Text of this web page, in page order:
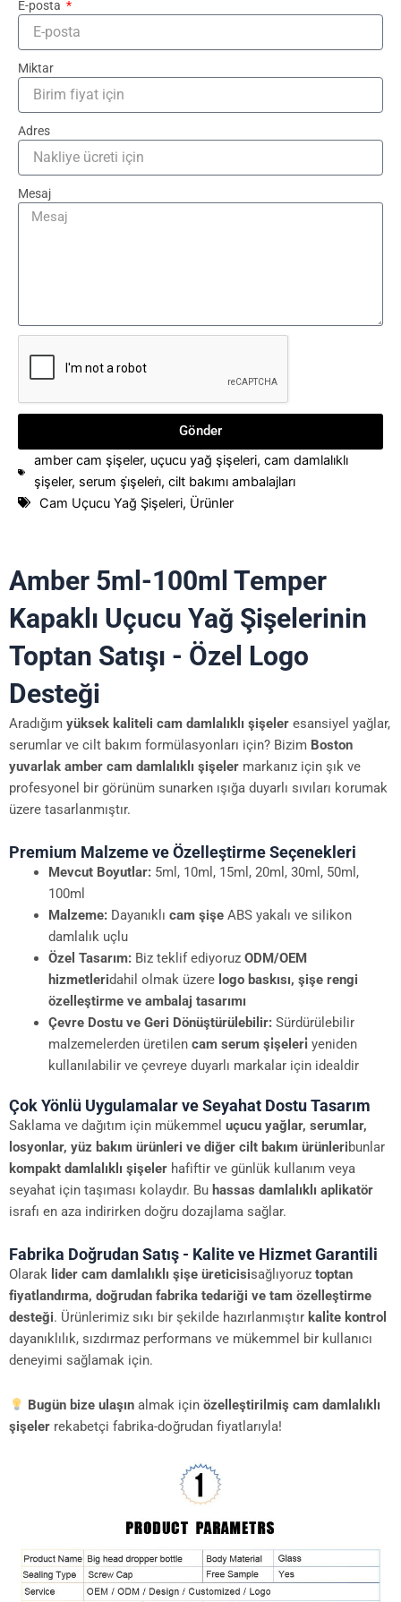
E-posta
Miktar
Adres
Mesaj
Gönder
amber cam şişeler, uçucu yağ şişeleri,cam damlalıklı
şişeler, serum şi̇şeleri̇,cilt bakımı ambalajları
Cam Uçucu Yağ Şişeleri, Ürünler
Amber 5ml-100ml Temper
Kapaklı Uçucu Yağ Şişelerinin
Toptan Satışı - Özel Logo
Desteği
Aradığım yüksek kaliteli cam damlalıklı şişeler esansiyel yağlar,
serumlar ve cilt bakım formülasyonları için? Bizim Boston
yuvarlak amber cam damlalıklı şişeler markanız için şık ve
profesyonel bir görünüm sunarken ışığa duyarlı sıvıları korumak
üzere tasarlanmıştır.
Premium Malzeme ve Özelleştirme Seçenekleri
Mevcut Boyutlar:5ml, 10ml, 15ml, 20ml, 30ml, 50ml,
100ml
Malzeme:Dayanıklı cam şişeABS yakalı ve silikon
damlalık uçlu
Özel Tasarım:Biz teklif ediyoruz ODM/OEM
hizmetleridahil olmak üzere logo baskısı, şişe rengi
özelleştirme ve ambalaj tasarımı
Çevre Dostu ve Geri Dönüştürülebilir:Sürdürülebilir
malzemelerden üretilen cam serum şi̇şeleri̇ yeniden
kullanılabilir ve çevreye duyarlı markalar için idealdir
Çok Yönlü Uygulamalar ve Seyahat Dostu Tasarım
Saklama ve dağıtım için mükemmel uçucu yağlar, serumlar,
losyonlar, yüz bakım ürünleri ve diğer cilt bakım ürünleribunlar
kompakt damlalıklı şişeler hafiftir ve günlük kullanım veya
seyahat için taşıması kolaydır. Bu hassas damlalıklı aplikatör
israfı en aza indirirken doğru dozajlama sağlar.
Fabrika Doğrudan Satış - Kalite ve Hizmet Garantili
Olarak lider cam damlalıklı şişe üreticisisağlıyoruz toptan
fiyatlandırma, doğrudan fabrika tedariği ve tam özelleştirme
desteği. Ürünlerimiz sıkı bir şekilde hazırlanmıştır kali̇te kontrol
dayanıklılık, sızdırmaz performans ve mükemmel bir kullanıcı
deneyimi sağlamak için.
Bugün bize ulaşınalmak için özelleştirilmiş cam damlalıklı
şişeler rekabetçi fabrika-doğrudan fiyatlarıyla!